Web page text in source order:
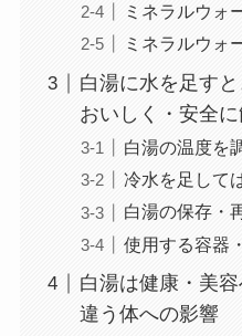
ミネラルウォ
ミネラルウォ
白湯に水を足す
おいしく・安全
白湯の温度を
冷水を足して
白湯の保存・
使用する容器
白湯は健康・美
違う体への影響